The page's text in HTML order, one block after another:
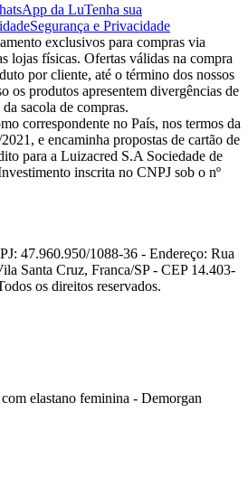
da LuTenha sua
Segurança e Privacidade
exclusivos para compras via
lojas físicas. Ofertas válidas na compra
por cliente, até o término dos nossos
os produtos apresentem divergências de
sacola de compras.
correspondente no País, nos termos da
e encaminha propostas de cartão de
para a Luizacred S.A Sociedade de
inscrita no CNPJ sob o nº
47.960.950/1088-36 - Endereço: Rua
Santa Cruz, Franca/SP - CEP 14.403-
os direitos reservados.
elastano feminina - Demorgan